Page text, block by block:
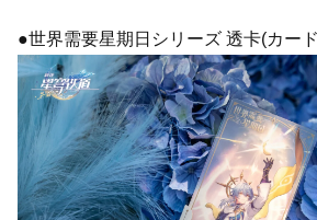
●世界需要星期日シリーズ 透卡(カー